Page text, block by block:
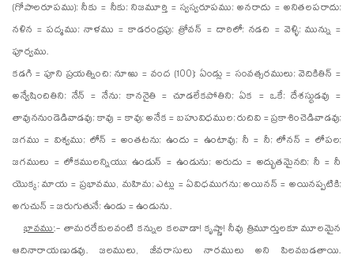
(గోపాలరూపము); నీకు = నీకు; నిజమూర్తి = స్వస్వరూపము; అనరాదు = అనితలపరాదు;
నళిన = పద్మము; నాళము = కాడరంధ్రపు; త్రోవన్ = దారిలో; నడచి = వెళ్ళి; మున్ను =
పూర్వము.
కడగి = పూని ప్రయత్నించి; నూఱు = వంద (100); ఏండ్లు = సంవత్సరములు; వెదికితిన్ =
అన్వేషించితిని; నేన్ = నేను; కాననైతి = చూడలేకపోతిని; ఏక = ఒకే; దేశస్థుడవు =
తావుననుండెడివాడవు; కావు = కావు; అనేక = బహువిధముల; రుచివి = ప్రకాశించెడివాడవు;
జగము = విశ్వము; లోన్ = అంతటను; ఉందు = ఉంటావు; నీ = నీ; లోనన్ = లోపల;
జగములు = లోకములన్నియు; ఉండున్ = ఉండును; అరుదు = అద్భుతమైనది; నీ = నీ
యొక్క; మాయ = ప్రభావము, మహిమ; ఎట్లు = ఏవిధముగను; అయినన్ = అయినప్పటికి;
అగుచున్ = జరుగుతునే; ఉండు = ఉండును.
భావము:- తామరరేకులవంటి కన్నుల కలవాడా! కృష్ణా! నీవు త్రిమూర్తులకూ మూలమైన
ఆదినారాయణుడవు. జలములు, జీవరాసులు నారములు అని పిలవబడతాయి.